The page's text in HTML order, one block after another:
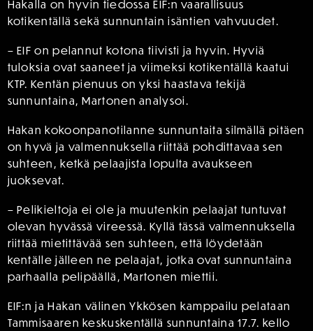
Hakalla on hyvin tiedossa EIF:n vaarallisuus
kotikentällä sekä sunnuntain isäntien vahvuudet.
– EIF on pelannut kotona tiivisti ja hyvin. Hyviä
tuloksia ovat saaneet ja viimeksi kotikentällä kaatui
KTP. Kentän pienuus on yksi haastava tekijä
sunnuntaina, Martonen analysoi.
Hakan kokoonpanotilanne sunnuntaita silmällä pitäen
on hyvä ja valmennuksella riittää pohdittavaa sen
suhteen, ketkä pelaajista lopulta avaukseen
juoksevat.
– Pelikieltoja ei ole ja muutenkin pelaajat tuntuvat
olevan hyvässä vireessä. Kyllä tässä valmennuksella
riittää mietittävää sen suhteen, että löydetään
kentälle jälleen ne pelaajat, jotka ovat sunnuntaina
parhaalla pelipäällä, Martonen miettii.
EIF:n ja Hakan välinen Ykkösen kamppailu pelataan
Tammisaaren keskuskentällä sunnuntaina 17.7. kello